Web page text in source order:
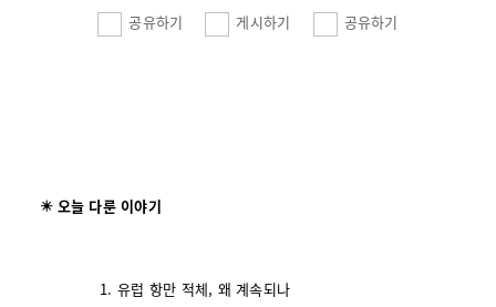
공유하기 게시하기 공유하기
✴️ 오늘 다룬 이야기
유럽 항만 적체, 왜 계속되나